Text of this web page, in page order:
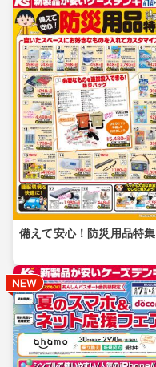
備えて安心！防災用品特集